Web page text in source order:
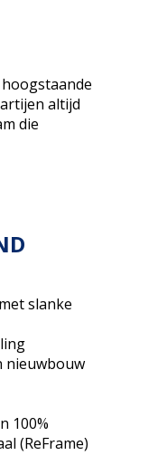
altijd
die
slanke
nieuwbouw
100%
(ReFrame)